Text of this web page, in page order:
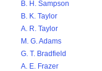
B. H. Sampson
B. K. Taylor
A. R. Taylor
M. G. Adams
G. T. Bradfield
A. E. Frazer